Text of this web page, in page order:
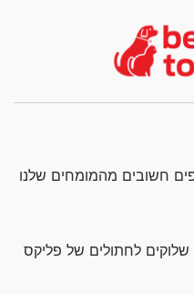
חשובים מהמומחים שלנו
לחתולים של פליקס